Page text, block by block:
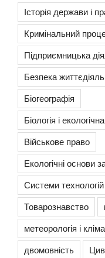
Історія держави і
Кримінальний
Підприємницька
Безпека
Біогеографія
Біологія і
Військове право
Екологічні основи
Системи технологій
Товарознавство
метеорологія і
двомовність